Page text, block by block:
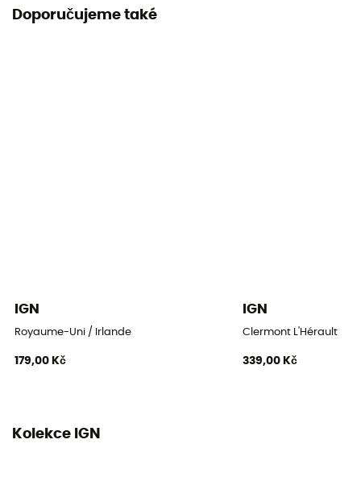
Doporučujeme také
IGN
Royaume-Uni / Irlande
179,00 Kč
IGN
Clermont L'Hérault
339,00 Kč
Kolekce IGN